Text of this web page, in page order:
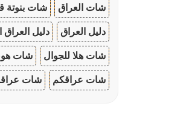
شات العراق شات بنوتة
دليل العراق دليل العراق
شات هلا للجوال شات
شات عراقكم شات